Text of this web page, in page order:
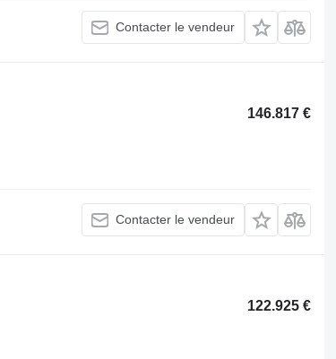
Contacter le vendeur
146.817 €
Contacter le vendeur
122.925 €